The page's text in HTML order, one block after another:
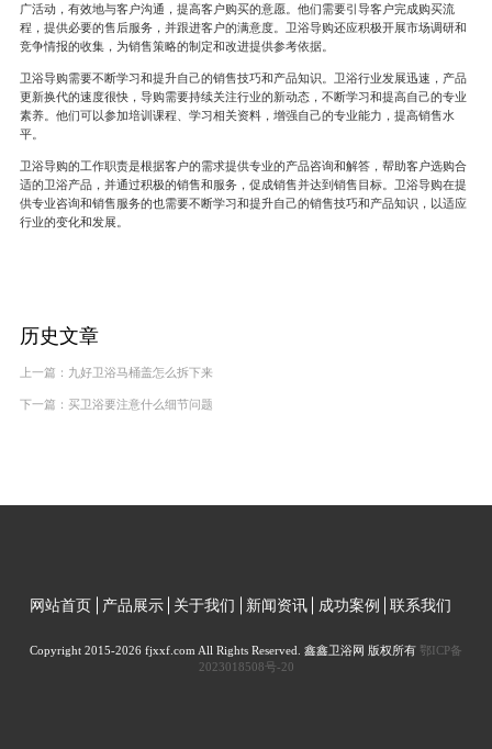
广活动，有效地与客户沟通，提高客户购买的意愿。他们需要引导客户完成购买流
程，提供必要的售后服务，并跟进客户的满意度。卫浴导购还应积极开展市场调研和
竞争情报的收集，为销售策略的制定和改进提供参考依据。
卫浴导购需要不断学习和提升自己的销售技巧和产品知识。卫浴行业发展迅速，产品
更新换代的速度很快，导购需要持续关注行业的新动态，不断学习和提高自己的专业
素养。他们可以参加培训课程、学习相关资料，增强自己的专业能力，提高销售水
平。
卫浴导购的工作职责是根据客户的需求提供专业的产品咨询和解答，帮助客户选购合
适的卫浴产品，并通过积极的销售和服务，促成销售并达到销售目标。卫浴导购在提
供专业咨询和销售服务的也需要不断学习和提升自己的销售技巧和产品知识，以适应
行业的变化和发展。
历史文章
上一篇： 九好卫浴马桶盖怎么拆下来
下一篇： 买卫浴要注意什么细节问题
网站首页 产品展示 关于我们 新闻资讯 成功案例 联系我们
Copyright 2015-2026 fjxxf.com All Rights Reserved. 鑫鑫卫浴网 版权所有 鄂ICP备
2023018508号-20